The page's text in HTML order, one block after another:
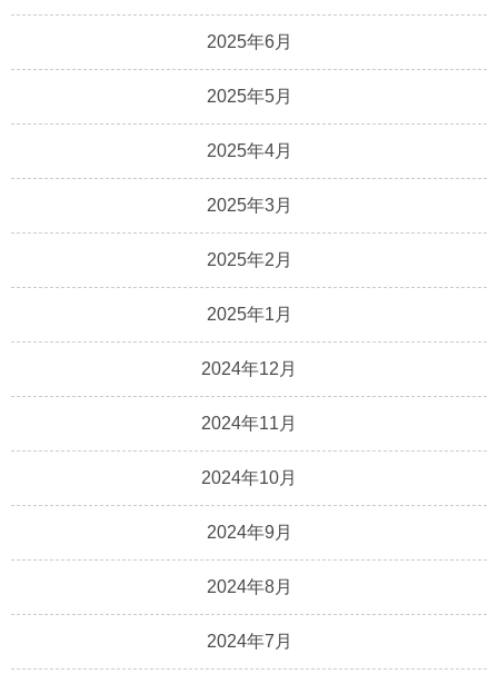
2025年6月
2025年5月
2025年4月
2025年3月
2025年2月
2025年1月
2024年12月
2024年11月
2024年10月
2024年9月
2024年8月
2024年7月